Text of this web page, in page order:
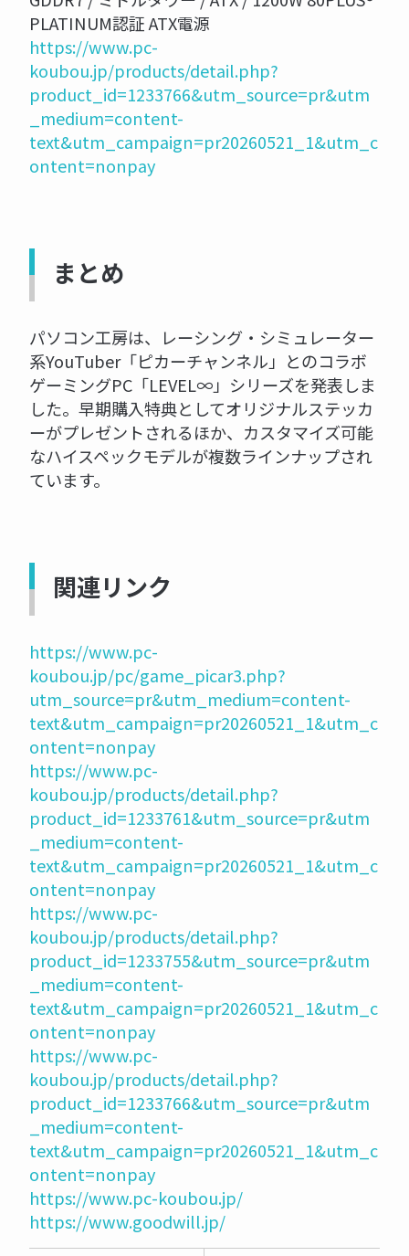
PLATINUM認証 ATX電源
https://www.pc-
koubou.jp/products/detail.php?
product_id=1233766&utm_source=pr&utm
_medium=content-
text&utm_campaign=pr20260521_1&utm_c
ontent=nonpay
まとめ
パソコン工房は、レーシング・シミュレーター
系YouTuber「ピカーチャンネル」とのコラボ
ゲーミングPC「LEVEL∞」シリーズを発表しま
した。早期購入特典としてオリジナルステッカ
ーがプレゼントされるほか、カスタマイズ可能
なハイスペックモデルが複数ラインナップされ
ています。
関連リンク
https://www.pc-
koubou.jp/pc/game_picar3.php?
utm_source=pr&utm_medium=content-
text&utm_campaign=pr20260521_1&utm_c
ontent=nonpay
https://www.pc-
koubou.jp/products/detail.php?
product_id=1233761&utm_source=pr&utm
_medium=content-
text&utm_campaign=pr20260521_1&utm_c
ontent=nonpay
https://www.pc-
koubou.jp/products/detail.php?
product_id=1233755&utm_source=pr&utm
_medium=content-
text&utm_campaign=pr20260521_1&utm_c
ontent=nonpay
https://www.pc-
koubou.jp/products/detail.php?
product_id=1233766&utm_source=pr&utm
_medium=content-
text&utm_campaign=pr20260521_1&utm_c
ontent=nonpay
https://www.pc-koubou.jp/
https://www.goodwill.jp/